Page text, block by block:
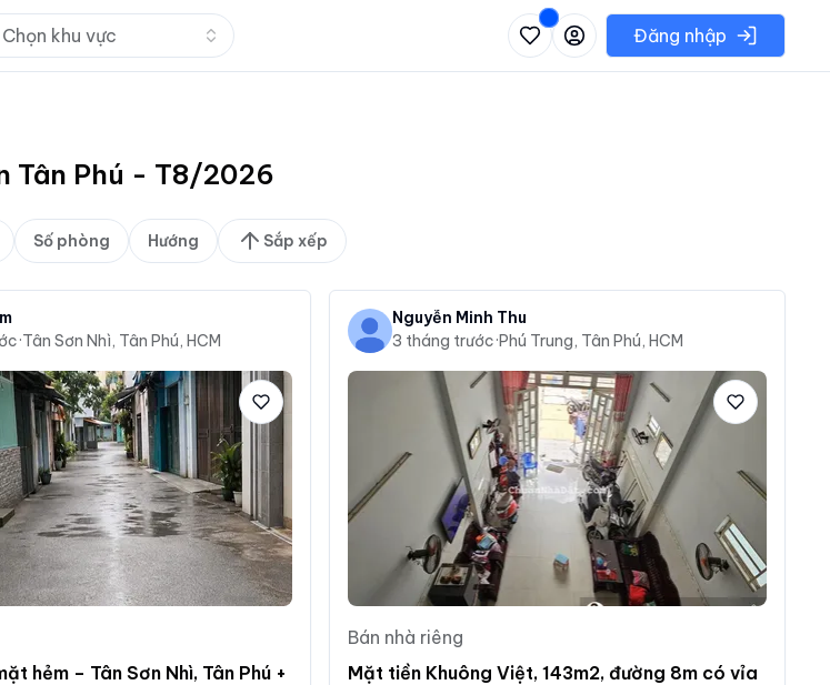
Chọn khu vực Nhấn để mở danh sách các khu vực có thể chọnĐăng nhập
Tân Phú - T8/2026
Số phòng Hướng Sắp xếp
·Tân Sơn Nhì, Tân Phú, HCM
hẻm – Tân Sơn Nhì, Tân Phú +
Nguyễn Minh Thu
3 tháng trước·Phú Trung, Tân Phú, HCM
Bán nhà riêng
Mặt tiền Khuông Việt, 143m2, đường 8m có vỉa